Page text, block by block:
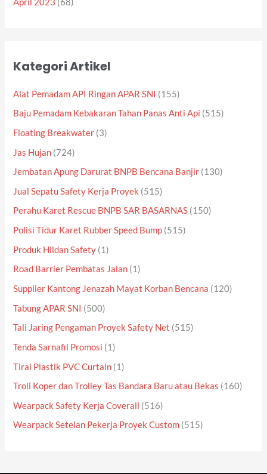
April 2023 (68)
Kategori Artikel
Alat Pemadam API Ringan APAR SNI (155)
Baju Pemadam Kebakaran Tahan Panas Anti Api (515)
Floating Breakwater (3)
Jas Hujan (724)
Jembatan Apung Darurat BNPB Bencana Banjir (130)
Jual Sepatu Safety Kerja Proyek (515)
Perahu Karet Rescue BNPB SAR BASARNAS (150)
Polisi Tidur Karet Rubber Speed Bump (515)
Produk Hildan Safety (1)
Road Barrier Pembatas Jalan (1)
Supplier Kantong Jenazah Mayat Korban Bencana (120)
Tabung APAR SNI (500)
Tali Jaring Pengaman Proyek Safety Net (515)
Tenda Sarnafil Promosi (1)
Tirai Plastik PVC Curtain (1)
Troli Koper dan Trolley Tas Bandara Baru atau Bekas (160)
Wearpack Safety Kerja Coverall (516)
Wearpack Setelan Pekerja Proyek Custom (515)